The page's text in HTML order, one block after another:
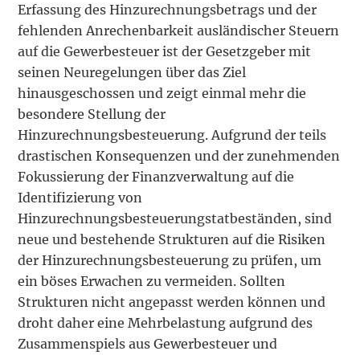
Erfassung des Hinzurechnungsbetrags und der
fehlenden Anrechenbarkeit ausländischer Steuern
auf die Gewerbesteuer ist der Gesetzgeber mit
seinen Neuregelungen über das Ziel
hinausgeschossen und zeigt einmal mehr die
besondere Stellung der
Hinzurechnungsbesteuerung. Aufgrund der teils
drastischen Konsequenzen und der zunehmenden
Fokussierung der Finanzverwaltung auf die
Identifizierung von
Hinzurechnungsbesteuerungstatbeständen, sind
neue und bestehende Strukturen auf die Risiken
der Hinzurechnungsbesteuerung zu prüfen, um
ein böses Erwachen zu vermeiden. Sollten
Strukturen nicht angepasst werden können und
droht daher eine Mehrbelastung aufgrund des
Zusammenspiels aus Gewerbesteuer und